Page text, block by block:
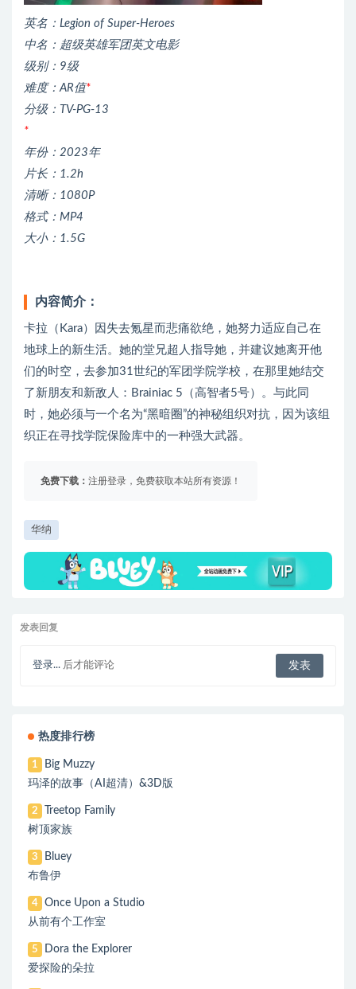
英名：Legion of Super-Heroes
中名：超级英雄军团英文电影
级别：9级
难度：AR值*
分级：TV-PG-13
*
年份：2023年
片长：1.2h
清晰：1080P
格式：MP4
大小：1.5G
内容简介：
卡拉（Kara）因失去氪星而悲痛欲绝，她努力适应自己在
地球上的新生活。她的堂兄超人指导她，并建议她离开他
们的时空，去参加31世纪的军团学院学校，在那里她结交
了新朋友和新敌人：Brainiac 5（高智者5号）。与此同
时，她必须与一个名为“黑暗圈”的神秘组织对抗，因为该组
织正在寻找学院保险库中的一种强大武器。
免费下载： 注册登录，免费获取本站所有资源！
华纳
发表回复
登录... 后才能评论
热度排行榜
1
Big Muzzy
玛泽的故事（AI超清）&3D版
2
Treetop Family
树顶家族
3
Bluey
布鲁伊
4
Once Upon a Studio
从前有个工作室
5
Dora the Explorer
爱探险的朵拉